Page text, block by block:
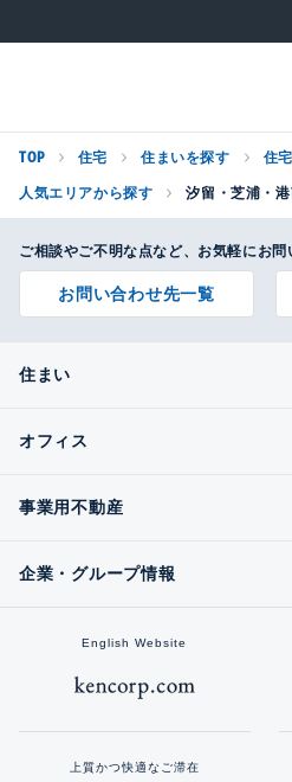
TOP 住宅 住まいを探す 住
人気エリアから探す 汐留・芝浦・
ご相談やご不明な点など、お気軽にお問
お問い合わせ先一覧
住まい
オフィス
事業用不動産
企業・グループ情報
English Website
上質かつ快適なご滞在